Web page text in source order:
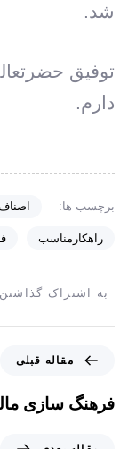
شد.
توفیق
دارم.
برچسب ها:
راهکارمناسب
به اشتراک گذاشتن
مقاله قبلی
فرهنگ سازی